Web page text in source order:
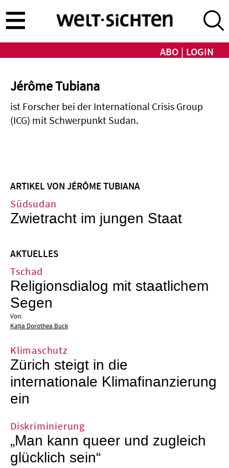
zum
Inhalt
ABO LOGIN
Jérôme Tubiana
ist Forscher bei der International Crisis Group
(ICG) mit Schwerpunkt Sudan.
ARTIKEL VON JÉRÔME TUBIANA
Südsudan
Zwietracht im jungen Staat
AKTUELLES
Tschad
Religionsdialog mit staatlichem
Segen
Von:
Katja Dorothea Buck
Klimaschutz
Zürich steigt in die
internationale Klimafinanzierung
ein
Diskriminierung
„Man kann queer und zugleich
glücklich sein“